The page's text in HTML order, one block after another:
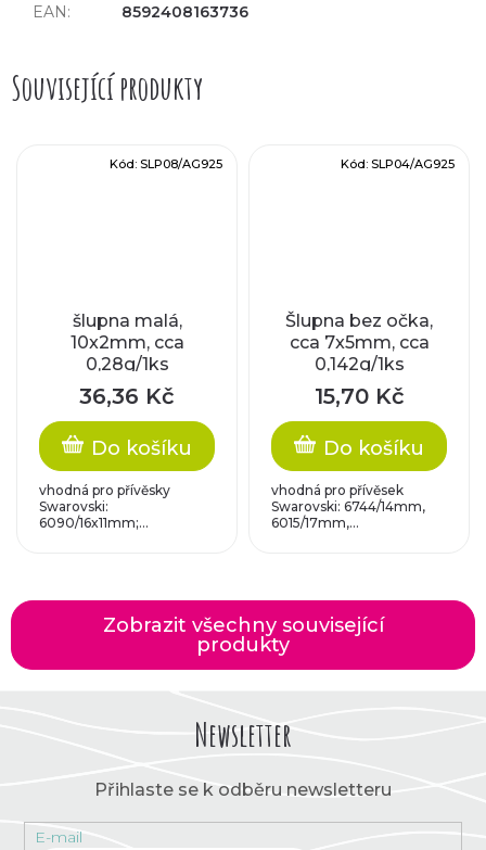
EAN: 8592408163736
Související produkty
šlupna malá,
10x2mm, cca
0,28g/1ks
36,36 Kč
Do košíku
vhodná pro přívěsky
Swarovski:
6090/16x11mm;...
Kód: SLP08/AG925
Šlupna bez očka,
cca 7x5mm, cca
0,142g/1ks
15,70 Kč
Do košíku
vhodná pro přívěsek
Swarovski: 6744/14mm,
6015/17mm,...
Kód: SLP04/AG925
Zobrazit všechny související
produkty
Newsletter
Přihlaste se k odběru newsletteru
E-mail